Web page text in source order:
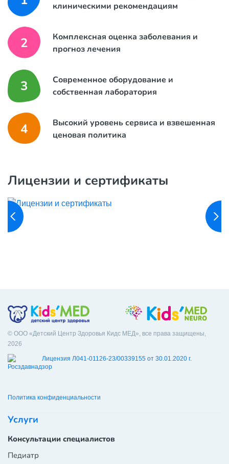
клиническими рекомендациям
2
Комплексная оценка заболевания и
прогноз лечения
3
Современное оборудование и
собственная лаборатория
4
Высокий уровень сервиса и взвешенная
ценовая политика
Лицензии и сертификаты
© ООО «Детский Центр Здоровья Кидс МЕД», все права защищены,
2026
Лицензия Л041-01126-23/00339155 от 30.01.2020 г.
Политика конфиденциальности
Услуги
Консультации специалистов
Педиатр